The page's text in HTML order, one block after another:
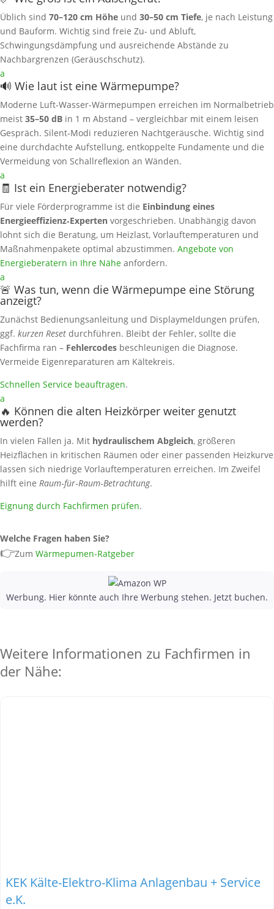
Üblich sind 70–120 cm Höhe und 30–50 cm Tiefe, je nach Leistung
und Bauform. Wichtig sind freie Zu‑ und Abluft,
Schwingungsdämpfung und ausreichende Abstände zu
Nachbargrenzen (Geräuschschutz).
a
🔊 Wie laut ist eine Wärmepumpe?
Moderne Luft‑Wasser‑Wärmepumpen erreichen im Normalbetrieb
meist 35–50 dB in 1 m Abstand – vergleichbar mit einem leisen
Gespräch. Silent‑Modi reduzieren Nachtgeräusche. Wichtig sind
eine durchdachte Aufstellung, entkoppelte Fundamente und die
Vermeidung von Schallreflexion an Wänden.
a
🧾 Ist ein Energieberater notwendig?
Für viele Förderprogramme ist die Einbindung eines
Energieeffizienz‑Experten vorgeschrieben. Unabhängig davon
lohnt sich die Beratung, um Heizlast, Vorlauftemperaturen und
Maßnahmenpakete optimal abzustimmen. Angebote von
Energieberatern in Ihre Nähe anfordern.
a
🚨 Was tun, wenn die Wärmepumpe eine Störung
anzeigt?
Zunächst Bedienungsanleitung und Displaymeldungen prüfen,
ggf. kurzen Reset durchführen. Bleibt der Fehler, sollte die
Fachfirma ran – Fehlercodes beschleunigen die Diagnose.
Vermeide Eigenreparaturen am Kältekreis.
Schnellen Service beauftragen.
a
🔥 Können die alten Heizkörper weiter genutzt
werden?
In vielen Fällen ja. Mit hydraulischem Abgleich, größeren
Heizflächen in kritischen Räumen oder einer passenden Heizkurve
lassen sich niedrige Vorlauftemperaturen erreichen. Im Zweifel
hilft eine Raum‑für‑Raum‑Betrachtung.
Eignung durch Fachfirmen prüfen.
Welche Fragen haben Sie?
👉Zum Wärmepumen-Ratgeber
Werbung. Hier könnte auch Ihre Werbung stehen. Jetzt buchen.
Weitere Informationen zu Fachfirmen in
der Nähe:
KEK Kälte-Elektro-Klima Anlagenbau + Service
e.K.